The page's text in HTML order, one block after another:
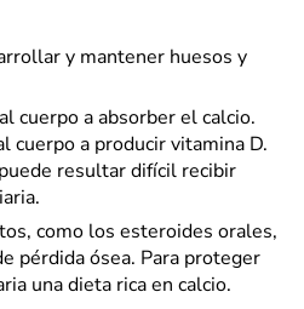
y mantener huesos y
cuerpo a absorber el calcio.
cuerpo a producir vitamina D.
resultar difícil recibir
como los esteroides orales,
pérdida ósea. Para proteger
una dieta rica en calcio.